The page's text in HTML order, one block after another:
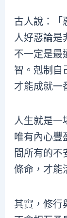
古人說：「
人好惡論是
不一定是最
智。剋制自
才能成就一
人生就是一
唯有內心豐
間所有的不
條命，才能
其實，修行